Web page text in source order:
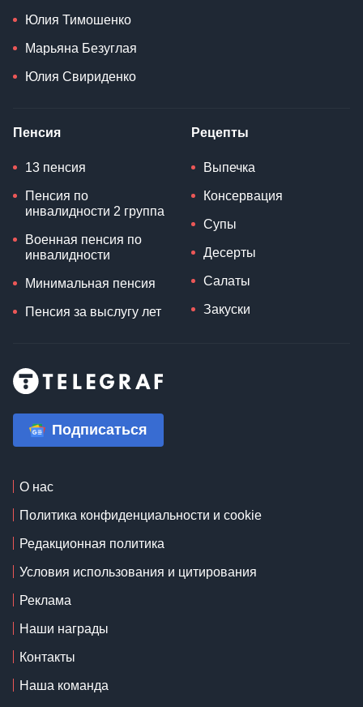
Юлия Тимошенко
Марьяна Безуглая
Юлия Свириденко
Пенсия
13 пенсия
Пенсия по
инвалидности 2 группа
Военная пенсия по
инвалидности
Минимальная пенсия
Пенсия за выслугу лет
Рецепты
Выпечка
Консервация
Супы
Десерты
Салаты
Закуски
Подписаться
О нас
Политика конфиденциальности и cookie
Редакционная политика
Условия использования и цитирования
Реклама
Наши награды
Контакты
Наша команда